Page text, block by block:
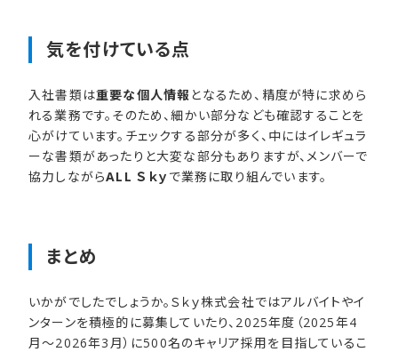
気を​付けている​点
入社書類は重要な個人情報 となるため、精度が特に求めら
れる業務です。そのため、細かい部分なども確認することを
心がけています。チェックする部分が多く、中にはイレギュラ
ーな書類があったりと大変な部分もありますが、メンバーで
協力しながらALL Ｓｋｙ で業務に取り組んでいます。
まとめ
いかがでしたでしょうか。Ｓｋｙ株式会社ではアルバイトやイ
ンターンを積極的に募集していたり、2025年度（2025年4
月～2026年3月）に500名のキャリア採用を目指しているこ